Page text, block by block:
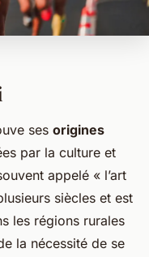
ses origines
par la culture et
appelé « l’art
siècles et est
les régions rurales
la nécessité de se